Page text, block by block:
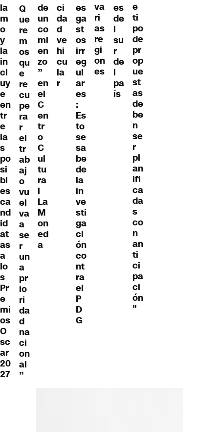
la
m
o
y
la
in
cl
uy
e
en
tr
e
la
s
po
si
bl
es
ca
nd
id
at
as
a
lo
s
Pr
e
mi
os
O
sc
ar
20
27
Q
ue
re
m
os
qu
e
re
cu
pe
ra
r
el
tr
ab
aj
o
vu
el
va
a
se
r
un
a
pr
io
ri
da
d
na
ci
on
al
”
de
un
co
mi
en
zo
”
en
el
C
en
tr
o
C
ul
tu
ra
l
La
M
on
ed
a
ci
da
d
ve
hi
cu
la
r
es
ga
st
os
irr
eg
ul
ar
es
:
Es
to
se
sa
be
de
la
in
ve
sti
ga
ci
ón
co
nt
ra
el
P
D
G
va
ri
as
re
gi
on
es
es
de
l
su
r
de
l
pa
ís
e
ti
po
de
pr
op
ue
st
as
de
be
n
se
r
pl
an
ifi
ca
da
s
co
n
an
ti
ci
pa
ci
ón
"